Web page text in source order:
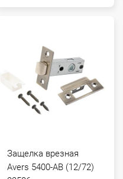
Защелка врезная
Avers 5400-AB (12/72)